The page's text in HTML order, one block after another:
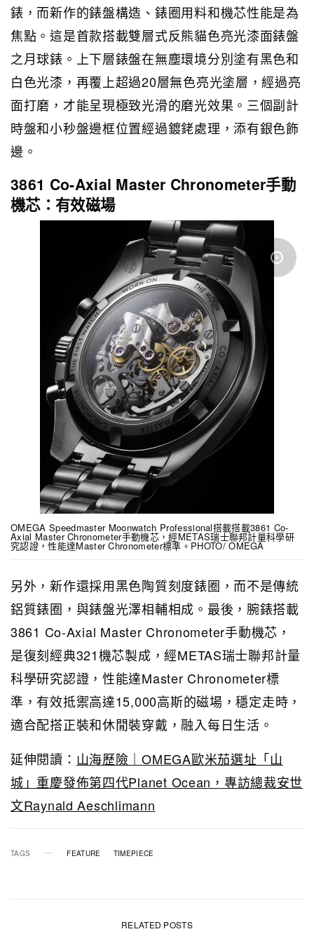
錶，而新作的錶盤構造、錶圈用料和機芯性能是為
焦點。這是首款搭載雙層式反熊貓色亮光漆面錶盤
之月球錶。上下層錶盤在無塵環境分別塗有黑色和
白色光漆，再覆上超過20層無色亮光塗層，經過亮
面打磨，才能呈現極致光滑的磨光效果。三個副計
時盤和小秒盤邊框位置經過鍍銠處理，添有銀色飾
邊。
3861 Co-Axial Master Chronometer手動
機芯：有效磁場
OMEGA Speedmaster Moonwatch Professional搭載搭載3861 Co-
Axial Master Chronometer手動機芯，經METAS瑞士聯邦計量科學研
究認證，性能達Master Chronometer標準。PHOTO/ OMEGA
另外，新作還採用黑色陶質刻度錶圈，而不是傳統
鋁質錶圈，與錶盤光澤相輔相成。最後，腕錶搭載
3861 Co-Axial Master Chronometer手動機芯，
是復刻經典321機芯製成，經METAS瑞士聯邦計量
科學研究認證，性能達Master Chronometer標
準，有效抵禦高達15,000高斯的磁場，穩定走時，
適合配搭正裝和休閒裝穿戴，融入每日生活。
延伸閱讀： 山海歷險｜OMEGA歐米茄選址「山
城」重慶發佈第四代Planet Ocean，專訪總裁安世
文Raynald Aeschlimann
TAGS FEATURE TIMEPIECE
RELATED POSTS